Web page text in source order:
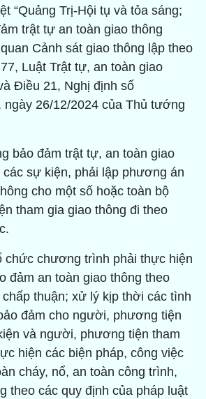
“Quảng Trị-Hội tụ và tỏa sáng;
trật tự an toàn giao thông
Cảnh sát giao thông lập theo
Luật Trật tự, an toàn giao
Điều 21, Nghị định số
ngày 26/12/2024 của Thủ tướng
bảo đảm trật tự, an toàn giao
sự kiện, phải lập phương án
cho một số hoặc toàn bộ
tham gia giao thông đi theo
chức chương trình phải thực hiện
đảm an toàn giao thông theo
thuận; xử lý kịp thời các tình
đảm cho người, phương tiện
và người, phương tiện tham
hiện các biện pháp, công việc
cháy, nổ, an toàn công trình,
theo các quy định của pháp luật